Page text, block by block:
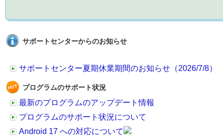
サポートセンターからのお知らせ
サポートセンター夏期休業期間のお知らせ（2026/7/8）
プログラムのサポート状況
最新のプログラムのアップデート情報
プログラムのサポート状況について
Android 17 への対応について